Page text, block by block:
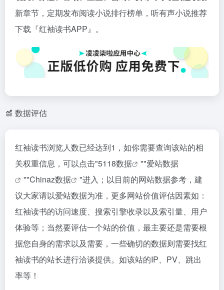
新章节，定期发布阅读小说排行榜单，听有声小说推荐
下载『红袖读书APP』。
数据评估
红袖读书浏览人数已经达到1，如你需要查询该站的相
关权重信息，可以点击"5118数据 ""爱站数据
""Chinaz数据
"进入；以目前的网站数据参考，建
议大家请以爱站数据为准，更多网站价值评估因素如：
红袖读书的访问速度、搜索引擎收录以及索引量、用户
体验等；当然要评估一个站的价值，最主要还是需要根
据您自身的需求以及需要，一些确切的数据则需要找红
袖读书的站长进行洽谈提供。如该站的IP、PV、跳出
率等！